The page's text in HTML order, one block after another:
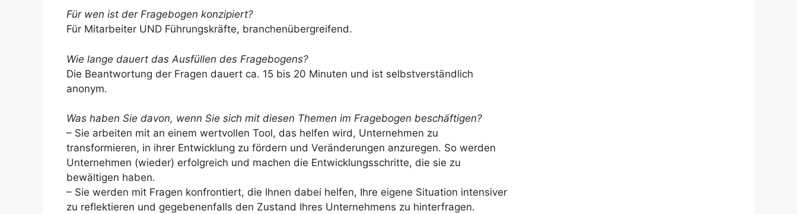
Für wen ist der Fragebogen konzipiert?
Für Mitarbeiter UND Führungskräfte, branchenübergreifend.
Wie lange dauert das Ausfüllen des Fragebogens?
Die Beantwortung der Fragen dauert ca. 15 bis 20 Minuten und ist selbstverständlich
anonym.
Was haben Sie davon, wenn Sie sich mit diesen Themen im Fragebogen beschäftigen?
– Sie arbeiten mit an einem wertvollen Tool, das helfen wird, Unternehmen zu
transformieren, in ihrer Entwicklung zu fördern und Veränderungen anzuregen. So werden
Unternehmen (wieder) erfolgreich und machen die Entwicklungsschritte, die sie zu
bewältigen haben.
– Sie werden mit Fragen konfrontiert, die Ihnen dabei helfen, Ihre eigene Situation intensiver
zu reflektieren und gegebenenfalls den Zustand Ihres Unternehmens zu hinterfragen.